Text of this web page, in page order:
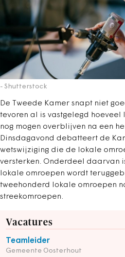
- Shutterstock
De Tweede Kamer snapt niet
tevoren al is vastgelegd
nog mogen overblijven na een
Dinsdagavond debatteert de
wetswijziging die de lokale
versterken. Onderdeel daarvan
lokale omroepen wordt
tweehonderd lokale omroepen
streekomroepen.
Vacatures
Teamleider
Gemeente Oosterhout